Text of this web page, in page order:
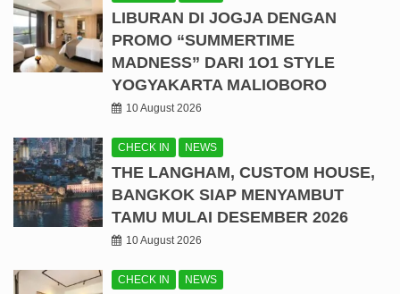
LIBURAN DI JOGJA DENGAN
PROMO “SUMMERTIME
MADNESS” DARI 1O1 STYLE
YOGYAKARTA MALIOBORO
10 August 2026
CHECK IN NEWS
THE LANGHAM, CUSTOM HOUSE,
BANGKOK SIAP MENYAMBUT
TAMU MULAI DESEMBER 2026
10 August 2026
CHECK IN NEWS